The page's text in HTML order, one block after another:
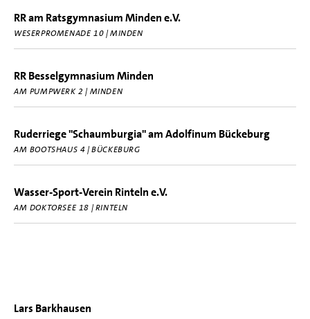
RR am Ratsgymnasium Minden e.V.
WESERPROMENADE 10 | MINDEN
RR Besselgymnasium Minden
AM PUMPWERK 2 | MINDEN
Ruderriege "Schaumburgia" am Adolfinum Bückeburg
AM BOOTSHAUS 4 | BÜCKEBURG
Wasser-Sport-Verein Rinteln e.V.
AM DOKTORSEE 18 | RINTELN
Lars Barkhausen